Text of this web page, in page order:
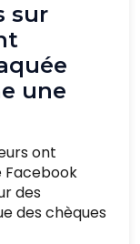
sur
une
ont
Facebook
des
des chèques